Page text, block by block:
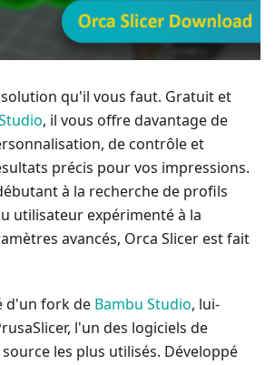
solution qu'il vous faut. Gratuit et
, il vous offre davantage de
de contrôle et
précis pour vos impressions.
à la recherche de profils
utilisateur expérimenté à la
avancés, Orca Slicer est fait
d'un fork de Bambu Studio, lui-
l'un des logiciels de
les plus utilisés. Développé